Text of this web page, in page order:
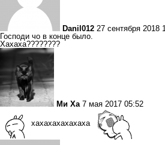
Danil012 27 сентября 2018
Господи чо в конце было.
Хахаха????????
Ми Ха 7 мая 2017 05:52
хахахахахахаха